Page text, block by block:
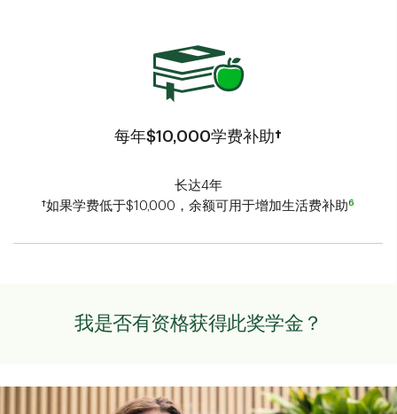
每年$10,000学费补助†
长达4年
†如果学费低于$10,000，余额可用于增加生活费补助6
我是否有资格获得此奖学金？